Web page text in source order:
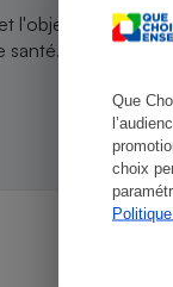
Que
choix
l'objectivité de
santé.